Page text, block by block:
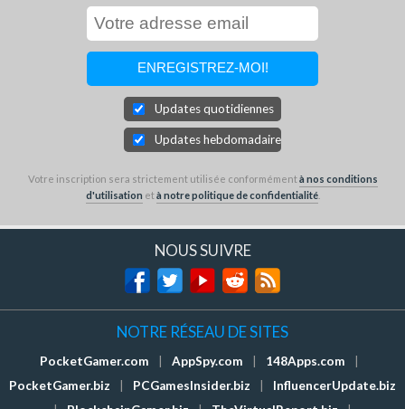
Updates quotidiennes
Updates hebdomadaires
Votre inscription sera strictement utilisée conformémentà nos conditions
d'utilisation età notre politique de confidentialité.
NOUS SUIVRE
NOTRE RÉSEAU DE SITES
PocketGamer.com AppSpy.com 148Apps.com
PocketGamer.biz
PCGamesInsider.biz
InfluencerUpdate.biz